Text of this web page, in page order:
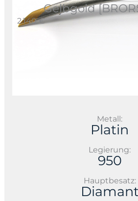
Gelbgold
2.140 €
Metall:
Platin
Legierung:
950
Hauptbesatz:
Diamant